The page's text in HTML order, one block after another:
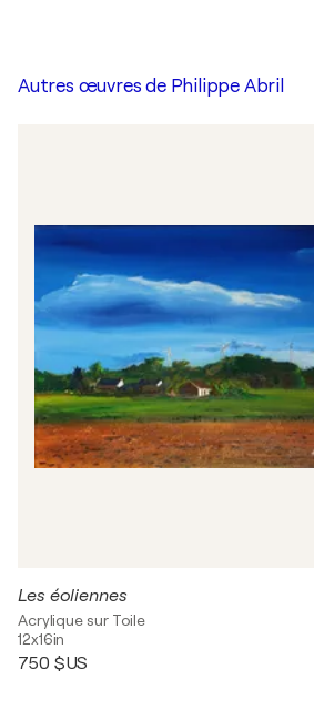
Autres œuvres de Philippe Abril
Les éoliennes
Acrylique sur Toile
12x16in
750 $US